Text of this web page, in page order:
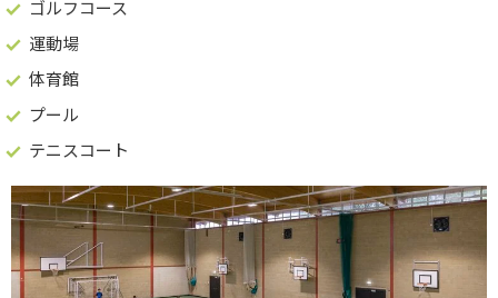
ゴルフコース
運動場
体育館
プール
テニスコート